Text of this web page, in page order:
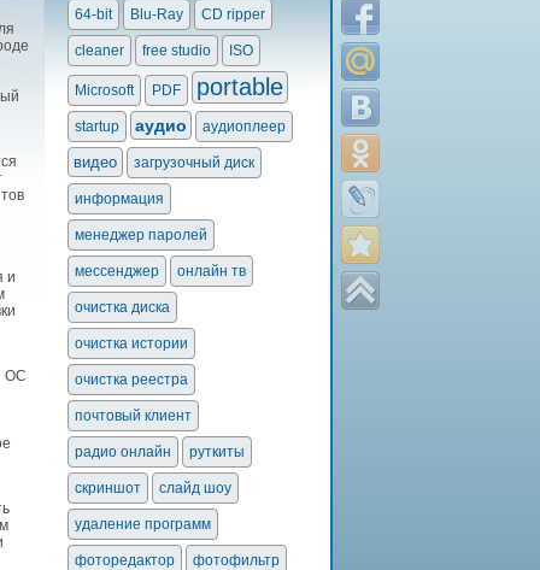
и
ОС
64-bit Blu-Ray CD ripper
cleaner free studio ISO
Microsoft PDF portable
startup аудио аудиоплеер
видео загрузочный диск
информация
менеджер паролей
мессенджер онлайн тв
очистка диска
очистка истории
очистка реестра
почтовый клиент
радио онлайн руткиты
скриншот слайд шоу
удаление программ
фоторедактор фотофильтр